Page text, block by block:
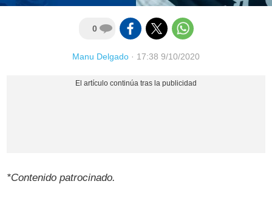
0
Manu Delgado · 17:38 9/10/2020
*Contenido patrocinado.